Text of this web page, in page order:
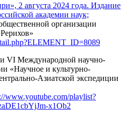
2 августа 2024 года. Издание
академии наук;
организации
VI Международной научно-
«Научное и культурно-
Азиатской экспедиции
www.youtube.com/playlist?
x1Ob2